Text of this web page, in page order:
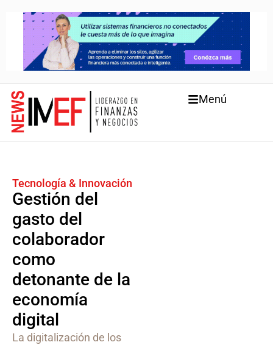
Menú
Tecnología & Innovación
Gestión del
gasto del
colaborador
como
detonante de la
economía
digital
La digitalización de los